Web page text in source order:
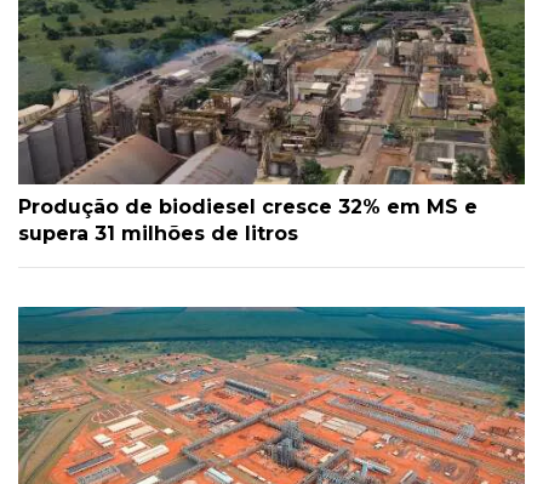
Produção de biodiesel cresce 32% em MS e
supera 31 milhões de litros